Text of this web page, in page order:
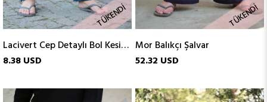
TÜKENDI
Lacivert Cep Detaylı Bol Kesim Şalvar Pantolon
8.38 USD
TÜKENDI
Mor Balıkçı Şalvar
52.32 USD